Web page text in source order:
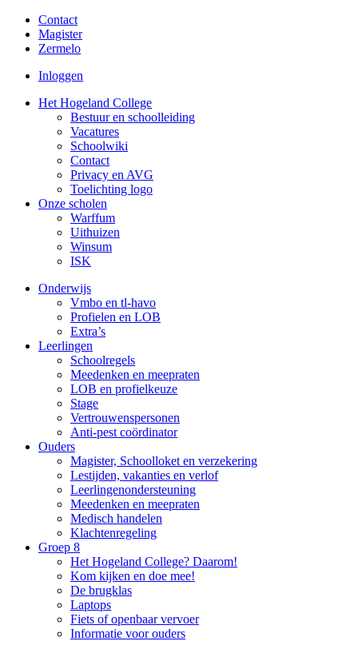
Contact
Magister
Zermelo
Inloggen
Het Hogeland College
Bestuur en schoolleiding
Vacatures
Schoolwiki
Contact
Privacy en AVG
Toelichting logo
Onze scholen
Warffum
Uithuizen
Winsum
ISK
Onderwijs
Vmbo en tl-havo
Profielen en LOB
Extra’s
Leerlingen
Schoolregels
Meedenken en meepraten
LOB en profielkeuze
Stage
Vertrouwenspersonen
Anti-pest coördinator
Ouders
Magister, Schoolloket en verzekering
Lestijden, vakanties en verlof
Leerlingenondersteuning
Meedenken en meepraten
Medisch handelen
Klachtenregeling
Groep 8
Het Hogeland College? Daarom!
Kom kijken en doe mee!
De brugklas
Laptops
Fiets of openbaar vervoer
Informatie voor ouders